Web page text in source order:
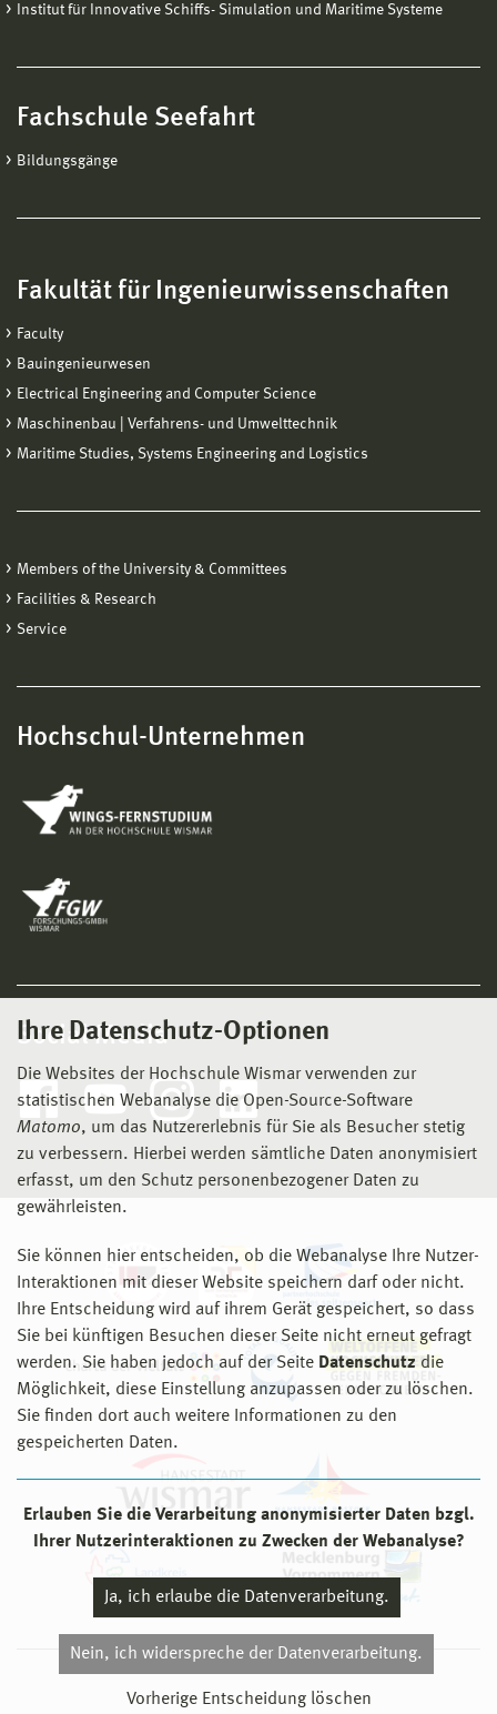
Ihre Datenschutz-Optionen
Die Websites der Hochschule Wismar verwenden zur
statistischen Webanalyse die Open-Source-Software
Matomo, um das Nutzererlebnis für Sie als Besucher stetig
zu verbessern. Hierbei werden sämtliche Daten anonymisiert
erfasst, um den Schutz personenbezogener Daten zu
gewährleisten.
Sie können hier entscheiden, ob die Webanalyse Ihre Nutzer-
Interaktionen mit dieser Website speichern darf oder nicht.
Ihre Entscheidung wird auf ihrem Gerät gespeichert, so dass
Sie bei künftigen Besuchen dieser Seite nicht erneut gefragt
werden. Sie haben jedoch auf der Seite Datenschutz die
Möglichkeit, diese Einstellung anzupassen oder zu löschen.
Sie finden dort auch weitere Informationen zu den
gespeicherten Daten.
Erlauben Sie die Verarbeitung anonymisierter Daten bzgl.
Ihrer Nutzerinteraktionen zu Zwecken der Webanalyse?
Ja, ich erlaube die Datenverarbeitung.
Nein, ich widerspreche der Datenverarbeitung.
Vorherige Entscheidung löschen
Institut für Innovative Schiffs- Simulation und Maritime Systeme
Fachschule Seefahrt
Bildungsgänge
Fakultät für Ingenieurwissenschaften
Faculty
Bauingenieurwesen
Electrical Engineering and Computer Science
Maschinenbau | Verfahrens- und Umwelttechnik
Maritime Studies, Systems Engineering and Logistics
Members of the University & Committees
Facilities & Research
Service
Hochschul-Unternehmen
Social Media